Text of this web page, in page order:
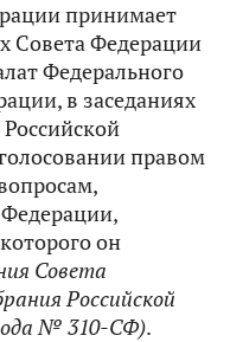
принимает
Совета Федерации
Федерального
в заседаниях
правом
он
Совета
Российской
№ 310-СФ).